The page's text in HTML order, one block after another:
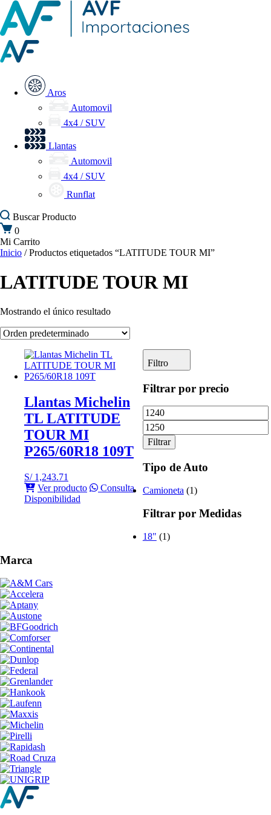
Aros
Automovil
4x4 / SUV
Llantas
Automovil
4x4 / SUV
Runflat
BuscarProducto
0
Mi Carrito
Inicio / Productos etiquetados “LATITUDE TOUR MI”
LATITUDE TOUR MI
Mostrando el único resultado
Llantas Michelin
TL LATITUDE
TOUR MI
P265/60R18 109T
S/1,243.71
Ver producto
Consulta
Disponibilidad
Filtro
Filtrar por precio
Precio
mínimo
Filtrar
Tipo de Auto
Camioneta (1)
Filtrar por Medidas
18" (1)
Marca